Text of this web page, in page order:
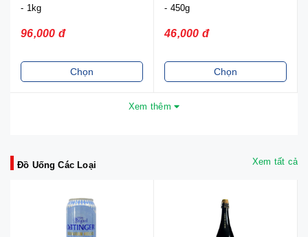
- 1kg
96,000 đ
Chọn
- 450g
46,000 đ
Chọn
Xem thêm
Đồ Uống Các Loại Xem tất cả